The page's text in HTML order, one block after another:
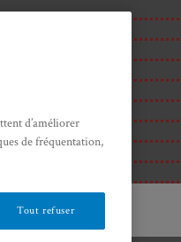
d’améliorer
de fréquentation,
Tout refuser